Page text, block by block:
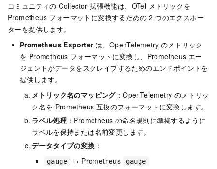
コミュニティの Collector 拡張機能は、OTel メトリックを
Prometheus フォーマットに変換するための 2 つのエクスポー
ターを提供します。
Prometheus Exporterは、OpenTelemetry のメトリック
を Prometheus フォーマットに変換し、Prometheus エー
ジェントがデータをスクレイプするためのエンドポイントを
提供します。
メトリック名のマッピング：OpenTelemetry のメトリッ
ク名を Prometheus 互換のフォーマットに変換します。
ラベル処理 ：Prometheus の命名規則に準拠するように
ラベルを保持または名前変更します。
データタイプの変換 ：
gauge → Prometheus
gauge